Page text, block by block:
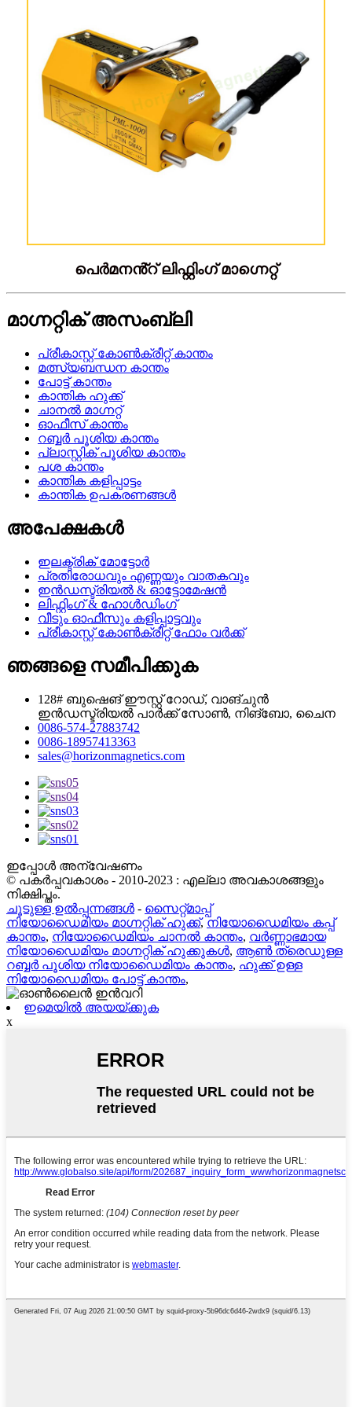
പെർമനൻ്റ് ലിഫ്റ്റിംഗ് മാഗ്നെറ്റ്
മാഗ്നറ്റിക് അസംബ്ലി
പ്രീകാസ്റ്റ് കോൺക്രീറ്റ് കാന്തം
മത്സ്യബന്ധന കാന്തം
പോട്ട് കാന്തം
കാന്തിക ഹുക്ക്
ചാനൽ മാഗ്നറ്റ്
ഓഫീസ് കാന്തം
റബ്ബർ പൂശിയ കാന്തം
പ്ലാസ്റ്റിക് പൂശിയ കാന്തം
പശ കാന്തം
കാന്തിക കളിപ്പാട്ടം
കാന്തിക ഉപകരണങ്ങൾ
അപേക്ഷകൾ
ഇലക്ട്രിക് മോട്ടോർ
പ്രതിരോധവും എണ്ണയും വാതകവും
ഇൻഡസ്ട്രിയൽ & ഓട്ടോമേഷൻ
ലിഫ്റ്റിംഗ് & ഹോൾഡിംഗ്
വീടും ഓഫീസും കളിപ്പാട്ടവും
പ്രീകാസ്റ്റ് കോൺക്രീറ്റ് ഫോം വർക്ക്
ഞങ്ങളെ സമീപിക്കുക
128# ബുഷെങ് ഈസ്റ്റ് റോഡ്, വാങ്ചുൻ
ഇൻഡസ്ട്രിയൽ പാർക്ക് സോൺ, നിങ്ബോ, ചൈന
0086-574-27883742
0086-18957413363
sales@horizonmagnetics.com
ഇപ്പോൾ അന്വേഷണം
© പകർപ്പവകാശം - 2010-2023 : എല്ലാ അവകാശങ്ങളും
നിക്ഷിപ്തം.
ചൂടുള്ള ഉൽപ്പന്നങ്ങൾ - സൈറ്റ്മാപ്പ്
നിയോഡൈമിയം മാഗ്നറ്റിക് ഹുക്ക്, നിയോഡൈമിയം കപ്പ്
കാന്തം, നിയോഡൈമിയം ചാനൽ കാന്തം, വർണ്ണാഭമായ
നിയോഡൈമിയം മാഗ്നറ്റിക് ഹുക്കുകൾ, ആൺ ത്രെഡുള്ള
റബ്ബർ പൂശിയ നിയോഡൈമിയം കാന്തം, ഹുക്ക് ഉള്ള
നിയോഡൈമിയം പോട്ട് കാന്തം,
ഇമെയിൽ അയയ്ക്കുക
x